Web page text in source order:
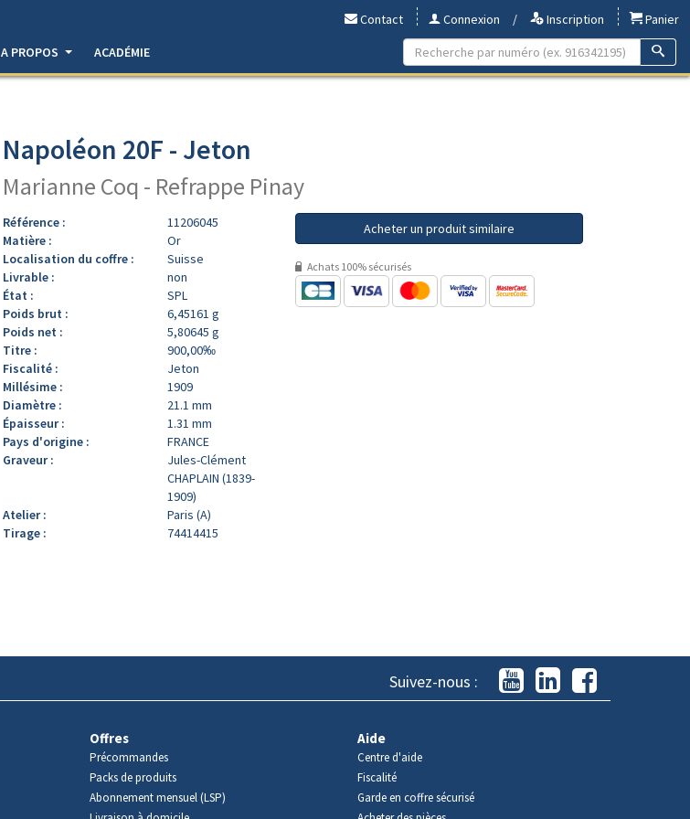
Contact Connexion / Inscription
Panier
A PROPOS ACADÉMIE
Napoléon 20F - Jeton
Marianne Coq - Refrappe Pinay
Référence :
11206045
Matière :
Or
Localisation du coffre :
Suisse
Livrable :
non
État :
SPL
Poids brut :
6,45161 g
Poids net :
5,80645 g
Titre :
900,00‰
Fiscalité :
Jeton
Millésime :
1909
Diamètre :
21.1 mm
Épaisseur :
1.31 mm
Pays d'origine :
FRANCE
Graveur :
Jules-Clément
CHAPLAIN (1839-
1909)
Atelier :
Paris (A)
Tirage :
74414415
Acheter un produit similaire
Achats 100% sécurisés
Suivez-nous :
Offres
Précommandes
Packs de produits
Abonnement mensuel (LSP)
Aide
Centre d'aide
Fiscalité
Garde en coffre sécurisé